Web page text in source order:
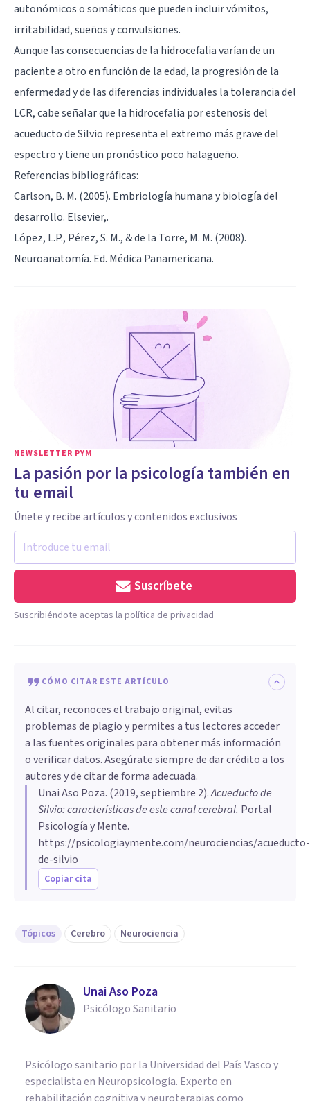
autonómicos o somáticos que pueden incluir vómitos,
irritabilidad, sueños y convulsiones.
Aunque las consecuencias de la hidrocefalia varían de un
paciente a otro en función de la edad, la progresión de la
enfermedad y de las diferencias individuales la tolerancia del
LCR, cabe señalar que la hidrocefalia por estenosis del
acueducto de Silvio representa el extremo más grave del
espectro y tiene un pronóstico poco halagüeño.
Referencias bibliográficas:
Carlson, B. M. (2005). Embriología humana y biología del
desarrollo. Elsevier,.
López, L.P., Pérez, S. M., & de la Torre, M. M. (2008).
Neuroanatomía. Ed. Médica Panamericana.
NEWSLETTER PYM
La pasión por la psicología también en
tu email
Únete y recibe artículos y contenidos exclusivos
Suscríbete
Suscribiéndote aceptas la política de privacidad
CÓMO CITAR ESTE ARTÍCULO
Al citar, reconoces el trabajo original, evitas
problemas de plagio y permites a tus lectores acceder
a las fuentes originales para obtener más información
o verificar datos. Asegúrate siempre de dar crédito a los
autores y de citar de forma adecuada.
Unai Aso Poza. (2019, septiembre 2).Acueducto de
Silvio: características de este canal cerebral. Portal
Psicología y Mente.
https://psicologiaymente.com/neurociencias/acueducto-
de-silvio
Copiar cita
Tópicos Cerebro Neurociencia
Unai Aso Poza
Psicólogo Sanitario
Psicólogo sanitario por la Universidad del País Vasco y
especialista en Neuropsicología. Experto en